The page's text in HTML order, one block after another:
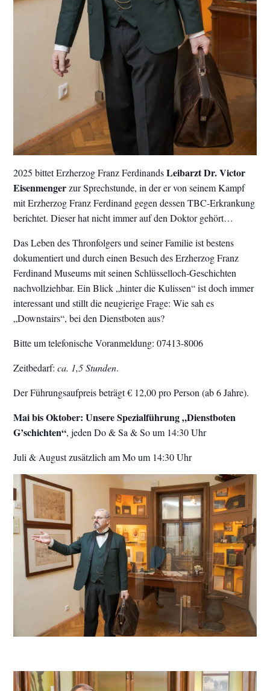
2025 bittet Erzherzog Franz FerdinandsLeibarzt Dr. Victor
Eisenmengerzur Sprechstunde, in der er von seinem Kampf
mit Erzherzog Franz Ferdinand gegen dessen TBC-Erkrankung
berichtet. Dieser hat nicht immer auf den Doktor gehört…
Das Leben des Thronfolgers und seiner Familie ist bestens
dokumentiert und durch einen Besuch des Erzherzog Franz
Ferdinand Museums mit seinen Schlüsselloch-Geschichten
nachvollziehbar. Ein Blick „hinter die Kulissen“ ist doch immer
interessant und stillt die neugierige Frage: Wie sah es
„Downstairs“, bei den Dienstboten aus?
Bitte um telefonische Voranmeldung: 07413-8006
Zeitbedarf:ca. 1,5 Stunden.
Der Führungsaufpreis beträgt € 12,00 pro Person (ab 6 Jahre).
Mai bis Oktober: Unsere Spezialführung „Dienstboten
G’schichten“, jeden Do & Sa & So um 14:30 Uhr
Juli & August zusätzlich am Mo um 14:30 Uhr